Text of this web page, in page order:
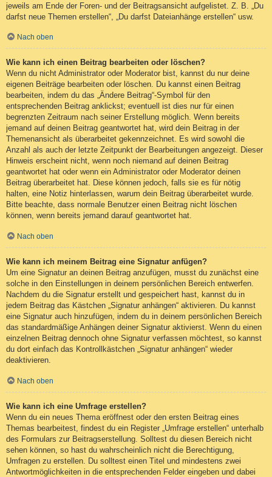
jeweils am Ende der Foren- und der Beitragsansicht aufgelistet. Z. B. „Du
darfst neue Themen erstellen“, „Du darfst Dateianhänge erstellen“ usw.
Nach oben
Wie kann ich einen Beitrag bearbeiten oder löschen?
Wenn du nicht Administrator oder Moderator bist, kannst du nur deine
eigenen Beiträge bearbeiten oder löschen. Du kannst einen Beitrag
bearbeiten, indem du das „Ändere Beitrag“-Symbol für den
entsprechenden Beitrag anklickst; eventuell ist dies nur für einen
begrenzten Zeitraum nach seiner Erstellung möglich. Wenn bereits
jemand auf deinen Beitrag geantwortet hat, wird dein Beitrag in der
Themenansicht als überarbeitet gekennzeichnet. Es wird sowohl die
Anzahl als auch der letzte Zeitpunkt der Bearbeitungen angezeigt. Dieser
Hinweis erscheint nicht, wenn noch niemand auf deinen Beitrag
geantwortet hat oder wenn ein Administrator oder Moderator deinen
Beitrag überarbeitet hat. Diese können jedoch, falls sie es für nötig
halten, eine Notiz hinterlassen, warum dein Beitrag überarbeitet wurde.
Bitte beachte, dass normale Benutzer einen Beitrag nicht löschen
können, wenn bereits jemand darauf geantwortet hat.
Nach oben
Wie kann ich meinem Beitrag eine Signatur anfügen?
Um eine Signatur an deinen Beitrag anzufügen, musst du zunächst eine
solche in den Einstellungen in deinem persönlichen Bereich entwerfen.
Nachdem du die Signatur erstellt und gespeichert hast, kannst du in
jedem Beitrag das Kästchen „Signatur anhängen“ aktivieren. Du kannst
eine Signatur auch hinzufügen, indem du in deinem persönlichen Bereich
das standardmäßige Anhängen deiner Signatur aktivierst. Wenn du einen
einzelnen Beitrag dennoch ohne Signatur verfassen möchtest, so kannst
du dort einfach das Kontrollkästchen „Signatur anhängen“ wieder
deaktivieren.
Nach oben
Wie kann ich eine Umfrage erstellen?
Wenn du ein neues Thema eröffnest oder den ersten Beitrag eines
Themas bearbeitest, findest du ein Register „Umfrage erstellen“ unterhalb
des Formulars zur Beitragserstellung. Solltest du diesen Bereich nicht
sehen können, so hast du wahrscheinlich nicht die Berechtigung,
Umfragen zu erstellen. Du solltest einen Titel und mindestens zwei
Antwortmöglichkeiten in die entsprechenden Felder eingeben und dabei